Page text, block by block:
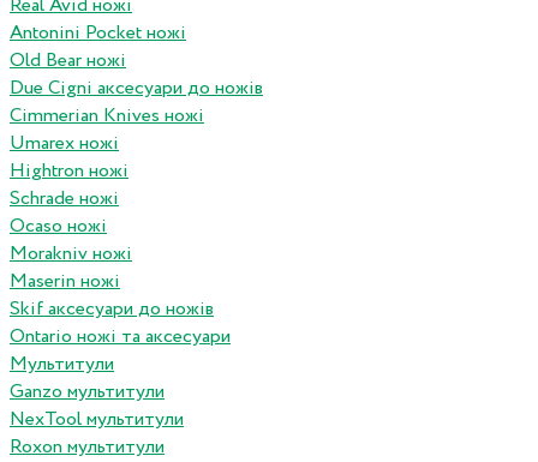
Real Avid ножі
Antonini Pocket ножі
Old Bear ножі
Due Cigni аксесуари до ножів
Cimmerian Knives ножі
Umarex ножі
Hightron ножі
Schrade ножі
Ocaso ножі
Morakniv ножі
Maserin ножі
Skif аксесуари до ножів
Ontario ножі та аксесуари
Мультитули
Ganzo мультитули
NexTool мультитули
Roxon мультитули